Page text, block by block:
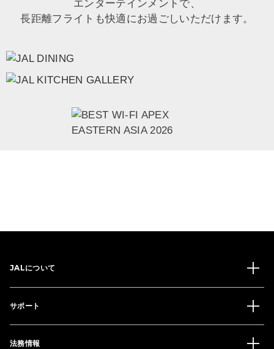
エンターテインメントで、
長距離フライトも快適にお過ごしいただけます。
JALについて
サポート
法務情報